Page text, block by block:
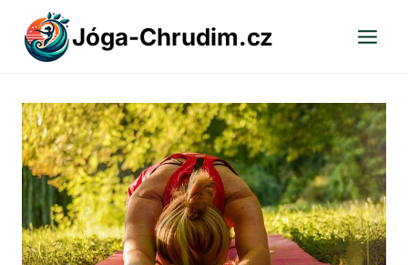
Přeskočit
obsah
Jóga-Chrudim.cz